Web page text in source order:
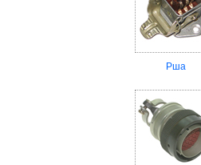
Рша